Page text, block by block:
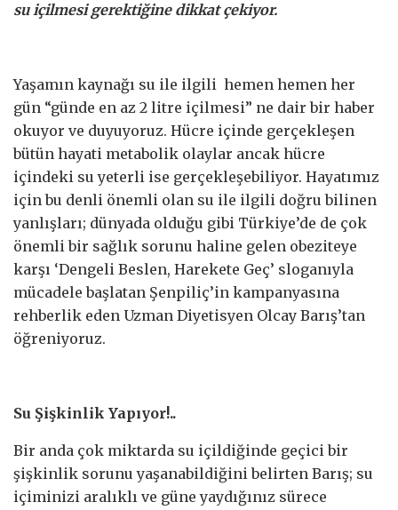
su içilmesi gerektiğine dikkat çekiyor.
Yaşamın kaynağı su ile ilgili hemen hemen her
gün “günde en az 2 litre içilmesi” ne dair bir haber
okuyor ve duyuyoruz. Hücre içinde gerçekleşen
bütün hayati metabolik olaylar ancak hücre
içindeki su yeterli ise gerçekleşebiliyor. Hayatımız
için bu denli önemli olan su ile ilgili doğru bilinen
yanlışları; dünyada olduğu gibi Türkiye’de de çok
önemli bir sağlık sorunu haline gelen obeziteye
karşı ‘Dengeli Beslen, Harekete Geç’ sloganıyla
mücadele başlatan Şenpiliç’in kampanyasına
rehberlik eden Uzman Diyetisyen Olcay Barış’tan
öğreniyoruz.
Su Şişkinlik Yapıyor!..
Bir anda çok miktarda su içildiğinde geçici bir
şişkinlik sorunu yaşanabildiğini belirten Barış; su
içiminizi aralıklı ve güne yaydığınız sürece